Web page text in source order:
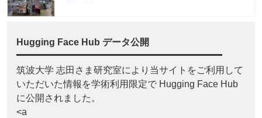
Hugging Face Hub データ公開
筑波大学 志田さま研究室により当サイトをご利用して
いただいた情報を学術利用限定で Hugging Face Hub
に公開されました。
<a